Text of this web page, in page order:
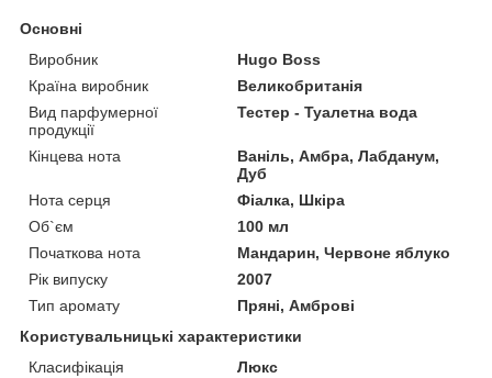
Основні
Виробник
Hugo Boss
Країна виробник
Великобританія
Вид парфумерної
продукції
Тестер - Туалетна вода
Кінцева нота
Ваніль, Амбра, Лабданум,
Дуб
Нота серця
Фіалка, Шкіра
Об`єм
100 мл
Початкова нота
Мандарин, Червоне яблуко
Рік випуску
2007
Тип аромату
Пряні, Амброві
Користувальницькі характеристики
Класифікація
Люкс